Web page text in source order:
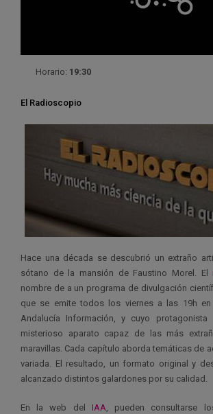
Horario: 19:30
El Radioscopio
Hace una década se descubrió un extraño
sótano de la mansión de Faustino Morel. El
nombre de a un programa de divulgación
que se emite todos los viernes a las 19h en
Andalucía Información, y cuyo
misterioso aparato capaz de las más
maravillas. Cada capítulo aborda temáticas de
variada. El resultado, un formato original y
alcanzado distintos galardones por su calidad.
En la web del IAA, pueden consultarse